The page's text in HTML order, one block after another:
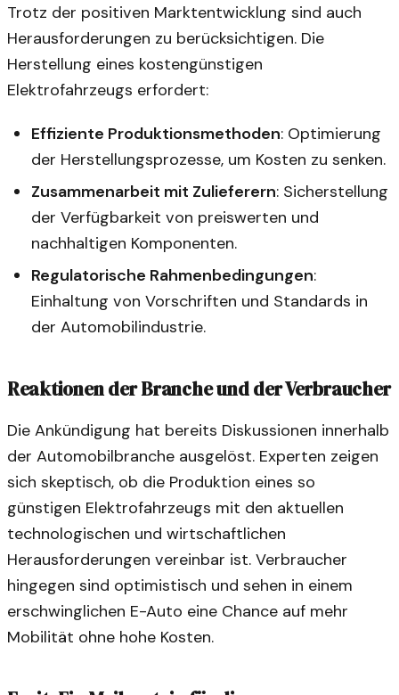
Trotz der positiven Marktentwicklung sind auch
Herausforderungen zu berücksichtigen. Die
Herstellung eines kostengünstigen
Elektrofahrzeugs erfordert:
Effiziente Produktionsmethoden: Optimierung
der Herstellungsprozesse, um Kosten zu senken.
Zusammenarbeit mit Zulieferern: Sicherstellung
der Verfügbarkeit von preiswerten und
nachhaltigen Komponenten.
Regulatorische Rahmenbedingungen:
Einhaltung von Vorschriften und Standards in
der Automobilindustrie.
Reaktionen der Branche und der Verbraucher
Die Ankündigung hat bereits Diskussionen innerhalb
der Automobilbranche ausgelöst. Experten zeigen
sich skeptisch, ob die Produktion eines so
günstigen Elektrofahrzeugs mit den aktuellen
technologischen und wirtschaftlichen
Herausforderungen vereinbar ist. Verbraucher
hingegen sind optimistisch und sehen in einem
erschwinglichen E-Auto eine Chance auf mehr
Mobilität ohne hohe Kosten.